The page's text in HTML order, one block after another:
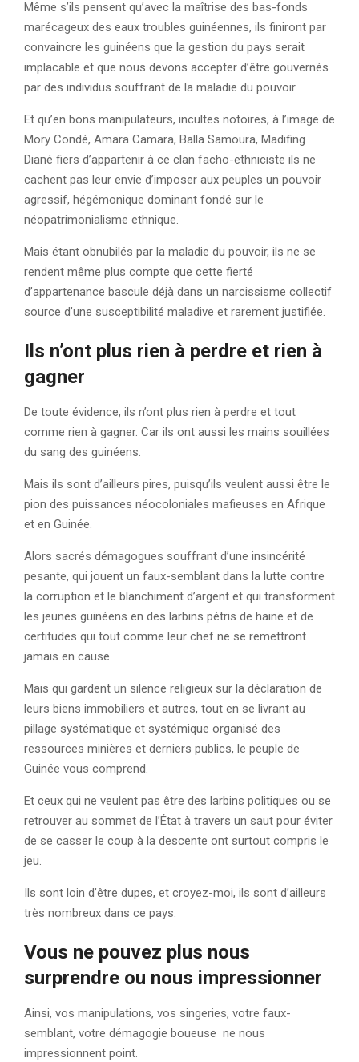
Même s’ils pensent qu’avec la maîtrise des bas-fonds
marécageux des eaux troubles guinéennes, ils finiront par
convaincre les guinéens que la gestion du pays serait
implacable et que nous devons accepter d’être gouvernés
par des individus souffrant de la maladie du pouvoir.
Et qu’en bons manipulateurs, incultes notoires, à l’image de
Mory Condé, Amara Camara, Balla Samoura, Madifing
Diané fiers d’appartenir à ce clan facho-ethniciste ils ne
cachent pas leur envie d’imposer aux peuples un pouvoir
agressif, hégémonique dominant fondé sur le
néopatrimonialisme ethnique.
Mais étant obnubilés par la maladie du pouvoir, ils ne se
rendent même plus compte que cette fierté
d’appartenance bascule déjà dans un narcissisme collectif
source d’une susceptibilité maladive et rarement justifiée.
Ils n’ont plus rien à perdre et rien à
gagner
De toute évidence, ils n’ont plus rien à perdre et tout
comme rien à gagner. Car ils ont aussi les mains souillées
du sang des guinéens.
Mais ils sont d’ailleurs pires, puisqu’ils veulent aussi être le
pion des puissances néocoloniales mafieuses en Afrique
et en Guinée.
Alors sacrés démagogues souffrant d’une insincérité
pesante, qui jouent un faux-semblant dans la lutte contre
la corruption et le blanchiment d’argent et qui transforment
les jeunes guinéens en des larbins pétris de haine et de
certitudes qui tout comme leur chef ne se remettront
jamais en cause.
Mais qui gardent un silence religieux sur la déclaration de
leurs biens immobiliers et autres, tout en se livrant au
pillage systématique et systémique organisé des
ressources minières et derniers publics, le peuple de
Guinée vous comprend.
Et ceux qui ne veulent pas être des larbins politiques ou se
retrouver au sommet de l’État à travers un saut pour éviter
de se casser le coup à la descente ont surtout compris le
jeu.
Ils sont loin d’être dupes, et croyez-moi, ils sont d’ailleurs
très nombreux dans ce pays.
Vous ne pouvez plus nous
surprendre ou nous impressionner
Ainsi, vos manipulations, vos singeries, votre faux-
semblant, votre démagogie boueuse ne nous
impressionnent point.